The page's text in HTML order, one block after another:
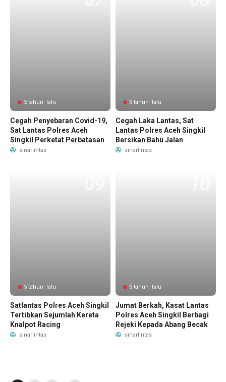
5 tahun lalu
Cegah Penyebaran Covid-19,
Sat Lantas Polres Aceh
Singkil Perketat Perbatasan
sinarlintas
5 tahun lalu
Cegah Laka Lantas, Sat
Lantas Polres Aceh Singkil
Bersikan Bahu Jalan
sinarlintas
5 tahun lalu
Satlantas Polres Aceh Singkil
Tertibkan Sejumlah Kereta
Knalpot Racing
sinarlintas
5 tahun lalu
Jumat Berkah, Kasat Lantas
Polres Aceh Singkil Berbagi
Rejeki Kepada Abang Becak
sinarlintas